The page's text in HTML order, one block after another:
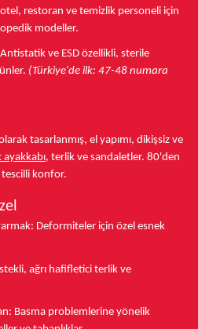
restoran ve temizlik personeli için
modeller.
Antistatik ve ESD özellikli, sterile
(Türkiye'de ilk: 47-48 numara
tasarlanmış, el yapımı, dikişsiz ve
, terlik ve sandaletler. 80'den
konfor.
Deformiteler için özel esnek
ağrı hafifletici terlik ve
Basma problemlerine yönelik